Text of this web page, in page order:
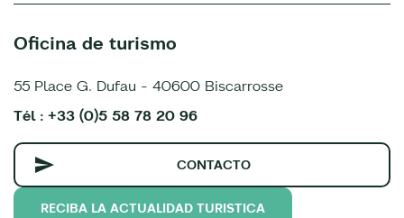
Oficina de turismo
55 Place G. Dufau - 40600 Biscarrosse
Tél : +33 (0)5 58 78 20 96
CONTACTO
RECIBA LA ACTUALIDAD TURISTICA